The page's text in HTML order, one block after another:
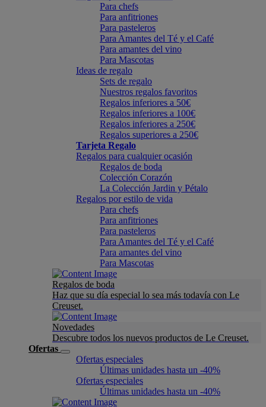
Para chefs
Para anfitriones
Para pasteleros
Para Amantes del Té y el Café
Para amantes del vino
Para Mascotas
Ideas de regalo
Sets de regalo
Nuestros regalos favoritos
Regalos inferiores a 50€
Regalos inferiores a 100€
Regalos inferiores a 250€
Regalos superiores a 250€
Tarjeta Regalo
Regalos para cualquier ocasión
Regalos de boda
Colección Corazón
La Colección Jardin y Pétalo
Regalos por estilo de vida
Para chefs
Para anfitriones
Para pasteleros
Para Amantes del Té y el Café
Para amantes del vino
Para Mascotas
Regalos de boda
Haz que su día especial lo sea más todavía con Le
Creuset.
Novedades
Descubre todos los nuevos productos de Le Creuset.
Ofertas
Ofertas especiales
Últimas unidades hasta un -40%
Ofertas especiales
Últimas unidades hasta un -40%